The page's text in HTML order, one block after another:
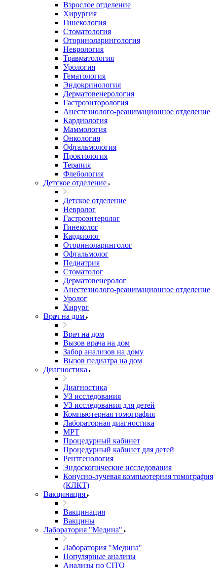
Взрослое отделение
Хирургия
Гинекология
Стоматология
Оториноларингология
Неврология
Травматология
Урология
Гематология
Эндокринология
Дерматовенерология
Гастроэнторология
Анестезиолого-реанимационное отделение
Кардиология
Маммология
Онкология
Офтальмология
Проктология
Терапия
Флебология
Детское отделение
Детское отделение
Невролог
Гастроэнтеролог
Гинеколог
Кардиолог
Оториноларинголог
Офтальмолог
Педиатрия
Стоматолог
Дерматовенеролог
Анестезиолого-реанимационное отделение
Уролог
Хирург
Врач на дом
Врач на дом
Вызов врача на дом
Забор анализов на дому
Вызов педиатра на дом
Диагностика
Диагностика
УЗ исследования
УЗ исследования для детей
Компьютерная томография
Лабораторная диагностика
МРТ
Процедурный кабинет
Процедурный кабинет для детей
Рентгенология
Эндоскопические исследования
Конусно-лучевая компьютерная томография
(КЛКТ)
Вакцинация
Вакцинация
Вакцины
Лаборатория "Медина"
Лаборатория "Медина"
Популярные анализы
Анализы по CITO